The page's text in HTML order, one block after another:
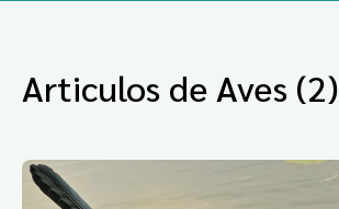
Articulos de Aves (2)